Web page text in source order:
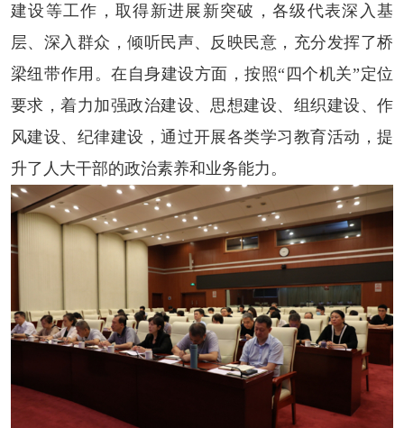
建设等工作，取得新进展新突破，各级代表深入基
层、深入群众，倾听民声、反映民意，充分发挥了桥
梁纽带作用。在自身建设方面，按照“四个机关”定位
要求，着力加强政治建设、思想建设、组织建设、作
风建设、纪律建设，通过开展各类学习教育活动，提
升了人大干部的政治素养和业务能力。